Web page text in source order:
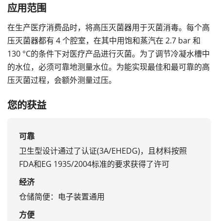
应用范围
在生产医疗消费品时，将高压灭菌器用于灭菌消毒。每个高
压灭菌器都有 4 个腔室，在其中用饱和蒸汽在 2.7 bar 和
130 °C的条件下对医疗产品进行灭菌。为了调节冷凝水槽中
的水位，必须可靠地测量水位。为能实现最佳和最可靠的高
压灭菌过程，会额外测量过压。
您的获益
可靠
卫生型设计通过了认证(3A/EHEDG)，且材料按照
FDA和EG 1935/2004标准的要求获得了许可
经济
仓储简便：电子装置通用
方便